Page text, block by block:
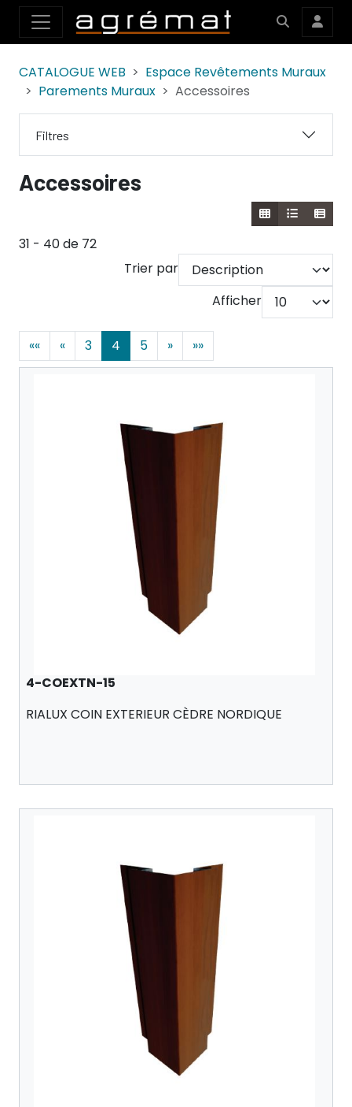
Filtres
CATALOGUE WEB
Espace Revêtements Muraux
Parements Muraux
Accessoires
Accessoires
31 - 40 de 72
Trier par
Afficher
«« « 3 4 5 » »»
4-COEXTN-15
RIALUX COIN EXTERIEUR CÈDRE NORDIQUE